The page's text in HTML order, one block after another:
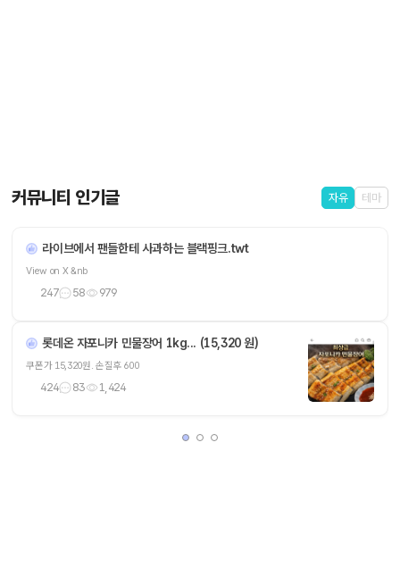
커뮤니티 인기글 자유 테마
라이브에서 팬들한테 사과하는 블랙핑크.twt
View on X &nb
247 58 979
롯데온 자포니카 민물장어 1kg... (15,320 원)
쿠폰가 15,320원. 손질후 600
424 83 1,424